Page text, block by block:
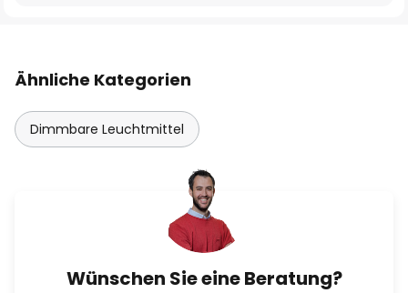
Ähnliche Kategorien
Dimmbare Leuchtmittel
Wünschen Sie eine Beratung?